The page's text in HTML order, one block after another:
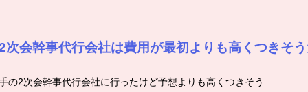
次会幹事代行会社は費用が最初よりも高くつきそ
の2次会幹事代行会社に行ったけど予想よりも高くつきそう